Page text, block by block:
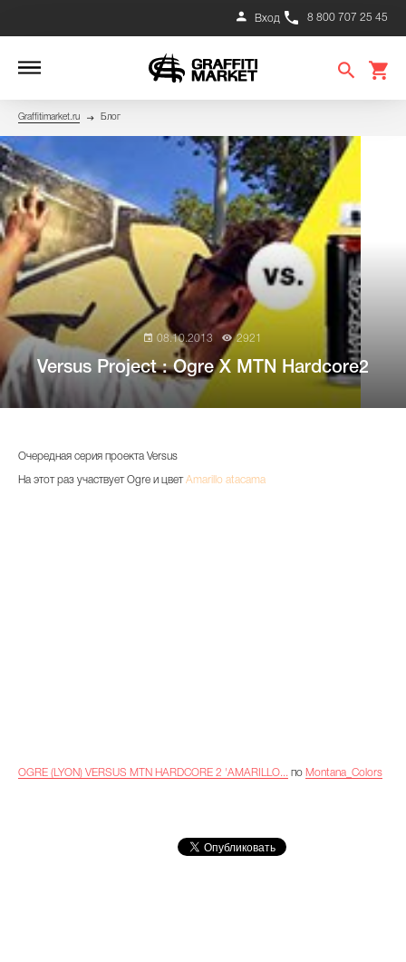
8 800 707 25 45
Вход
Graffitimarket.ru Блог
08.10.2013 2921
Versus Project : Ogre X MTN Hardcore2
Очередная серия проекта Versus
На этот раз участвует Ogre и цветAmarillo atacama
OGRE (LYON) VERSUS MTN HARDCORE 2 'AMARILLO... по Montana_Colors